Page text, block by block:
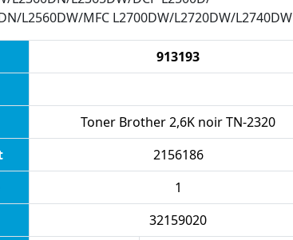
L2560DW/MFC L2700DW/L2720DW/L2740DW
913193
Toner Brother 2,6K noir TN-2320
2156186
1
32159020